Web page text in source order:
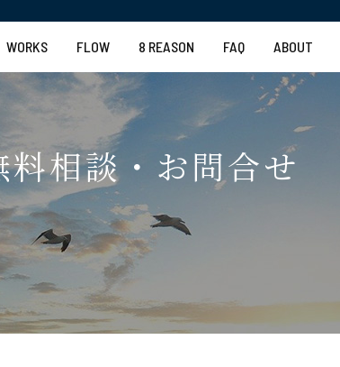
料相談・お問合せ
WORKS FLOW 8 REASON FAQ ABOUT